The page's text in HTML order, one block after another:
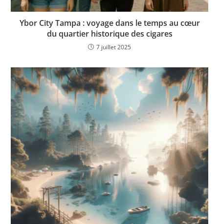
Ybor City Tampa : voyage dans le temps au cœur
du quartier historique des cigares
7 juillet 2025